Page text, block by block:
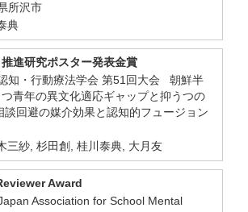
所沢市
典
進研究ポスター発表金賞
知・行動療法学会 第51回大会 朝鮮半
青年の異文化適応ギャップと抑うつの
回避の媒介効果と認知的フュージョン
三紗, 杉田創, 桂川泰典, 大月友
Award
Association for School Mental